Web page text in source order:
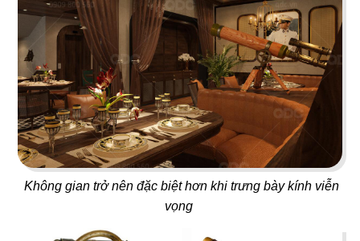
Không gian trở nên đặc biệt hơn khi trưng bày kính viễn
vọng
37
FLYFOOD
Nhà hàng Việt
38
DON CHICKEN
Gà rán Hàn Quốc
BAMBODA POCHA
40